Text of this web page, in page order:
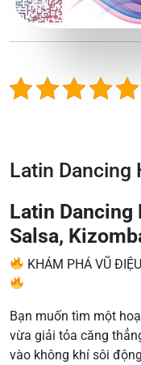
Latin Dancing
Latin Dancing
Salsa,
KHÁM PHÁ VŨ
Bạn muốn tìm một
vừa giải tỏa căng
vào không khí sôi